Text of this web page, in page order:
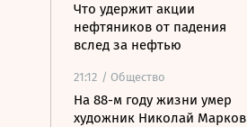
Что удержит акции
нефтяников от падения
вслед за нефтью
21:12 / Общество
На 88-м году жизни умер
художник Николай Марков